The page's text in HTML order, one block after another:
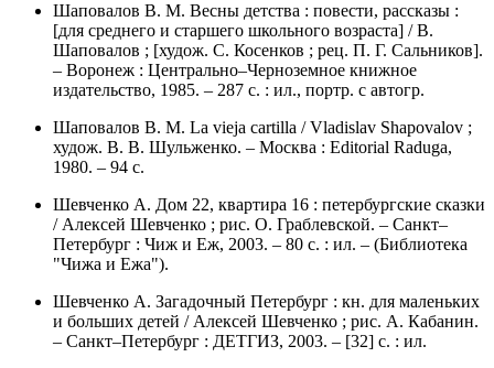
Шаповалов В. М. Весны детства : повести, рассказы :
[для среднего и старшего школьного возраста] / В.
Шаповалов ; [худож. С. Косенков ; рец. П. Г. Сальников].
– Воронеж : Центрально–Черноземное книжное
издательство, 1985. – 287 с. : ил., портр. с автогр.
Шаповалов В. М. La vieja cartilla / Vladislav Shapovalov ;
худож. В. В. Шульженко. – Москва : Editorial Raduga,
1980. – 94 с.
Шевченко А. Дом 22, квартира 16 : петербургские сказки
/ Алексей Шевченко ; рис. О. Граблевской. – Санкт–
Петербург : Чиж и Еж, 2003. – 80 с. : ил. – (Библиотека
"Чижа и Ежа").
Шевченко А. Загадочный Петербург : кн. для маленьких
и больших детей / Алексей Шевченко ; рис. А. Кабанин.
– Санкт–Петербург : ДЕТГИЗ, 2003. – [32] с. : ил.